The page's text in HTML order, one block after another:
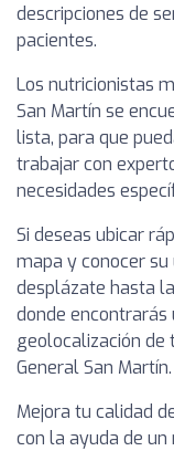
descripciones de
pacientes.
Los nutricionistas
San Martín se
lista, para que
trabajar con
necesidades
Si deseas ubicar
mapa y conocer su
desplázate hasta
donde
geolocalización de
General San Martín.
Mejora tu calidad
con la ayuda de un